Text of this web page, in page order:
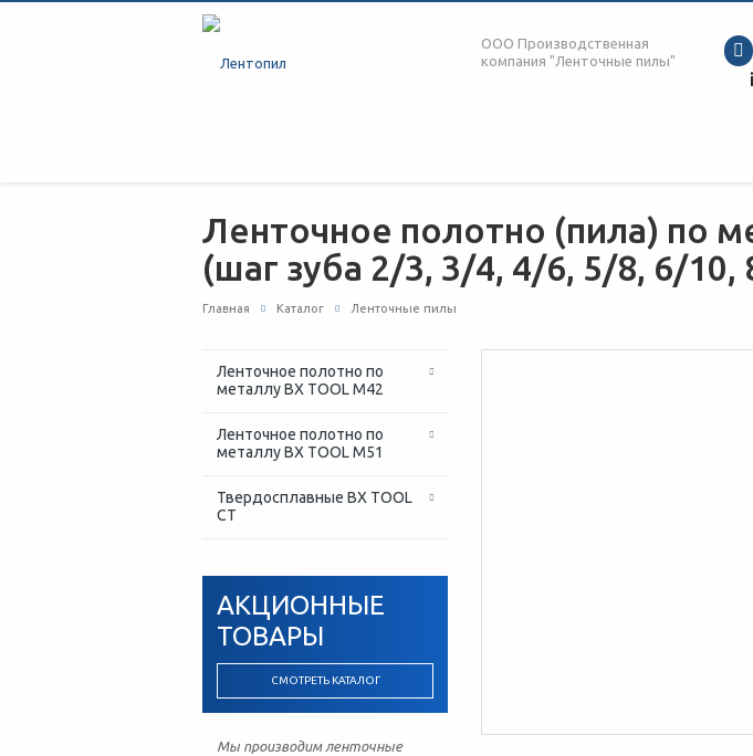
ООО Производственная
компания "Ленточные пилы"
Ленточное полотно (пила) по
(шаг зуба 2/3, 3/4, 4/6, 5/8, 6/10,
Главная Каталог Ленточные пилы
Ленточное полотно по
металлу BX TOOL M42
Ленточное полотно по
металлу BX TOOL M51
Твердосплавные BX TOOL
CT
АКЦИОННЫЕ
ТОВАРЫ
СМОТРЕТЬ КАТАЛОГ
Мы производим ленточные